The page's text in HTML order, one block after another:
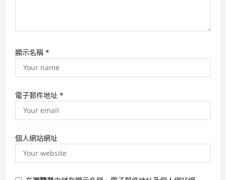
顯示名稱 *
電子郵件地址 *
個人網站網址